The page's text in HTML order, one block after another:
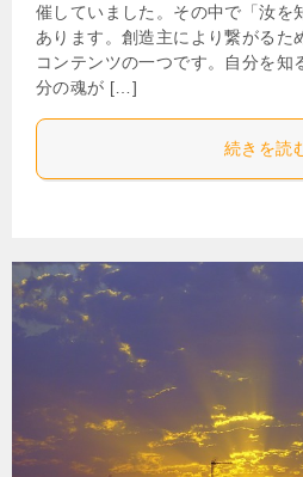
催していました。その中で「汝を
あります。創造主により繋がるた
コンテンツの一つです。自分を知
分の魂が […]
続きを読